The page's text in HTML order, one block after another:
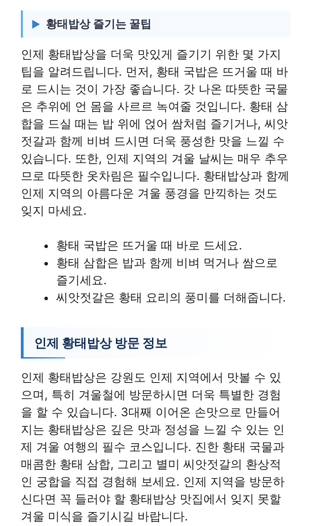
황태밥상 즐기는 꿀팁
인제 황태밥상을 더욱 맛있게 즐기기 위한 몇 가지
팁을 알려드립니다. 먼저, 황태 국밥은 뜨거울 때 바
로 드시는 것이 가장 좋습니다. 갓 나온 따뜻한 국물
은 추위에 언 몸을 사르르 녹여줄 것입니다. 황태 삼
합을 드실 때는 밥 위에 얹어 쌈처럼 즐기거나, 씨앗
젓갈과 함께 비벼 드시면 더욱 풍성한 맛을 느낄 수
있습니다. 또한, 인제 지역의 겨울 날씨는 매우 추우
므로 따뜻한 옷차림은 필수입니다. 황태밥상과 함께
인제 지역의 아름다운 겨울 풍경을 만끽하는 것도
잊지 마세요.
황태 국밥은 뜨거울 때 바로 드세요.
황태 삼합은 밥과 함께 비벼 먹거나 쌈으로
즐기세요.
씨앗젓갈은 황태 요리의 풍미를 더해줍니다.
인제 황태밥상 방문 정보
인제 황태밥상은 강원도 인제 지역에서 맛볼 수 있
으며, 특히 겨울철에 방문하시면 더욱 특별한 경험
을 할 수 있습니다. 3대째 이어온 손맛으로 만들어
지는 황태밥상은 깊은 맛과 정성을 느낄 수 있는 인
제 겨울 여행의 필수 코스입니다. 진한 황태 국물과
매콤한 황태 삼합, 그리고 별미 씨앗젓갈의 환상적
인 궁합을 직접 경험해 보세요. 인제 지역을 방문하
신다면 꼭 들러야 할 황태밥상 맛집에서 잊지 못할
겨울 미식을 즐기시길 바랍니다.